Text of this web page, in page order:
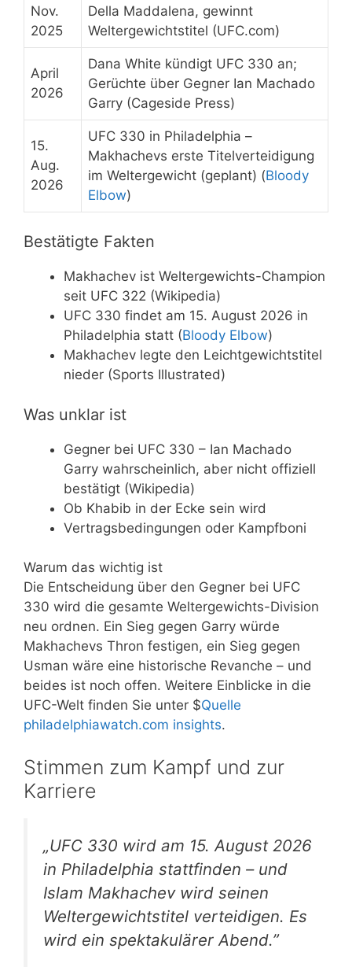
Nov.
2025
Della Maddalena, gewinnt
Weltergewichtstitel (UFC.com)
April
2026
Dana White kündigt UFC 330 an;
Gerüchte über Gegner Ian Machado
Garry (Cageside Press)
15.
Aug.
2026
UFC 330 in Philadelphia –
Makhachevs erste Titelverteidigung
im Weltergewicht (geplant) (Bloody
Elbow)
Bestätigte Fakten
Makhachev ist Weltergewichts-Champion
seit UFC 322 (Wikipedia)
UFC 330 findet am 15. August 2026 in
Philadelphia statt (Bloody Elbow)
Makhachev legte den Leichtgewichtstitel
nieder (Sports Illustrated)
Was unklar ist
Gegner bei UFC 330 – Ian Machado
Garry wahrscheinlich, aber nicht offiziell
bestätigt (Wikipedia)
Ob Khabib in der Ecke sein wird
Vertragsbedingungen oder Kampfboni
Warum das wichtig ist
Die Entscheidung über den Gegner bei UFC
330 wird die gesamte Weltergewichts-Division
neu ordnen. Ein Sieg gegen Garry würde
Makhachevs Thron festigen, ein Sieg gegen
Usman wäre eine historische Revanche – und
beides ist noch offen. Weitere Einblicke in die
UFC-Welt finden Sie unter $Quelle
philadelphiawatch.com insights.
Stimmen zum Kampf und zur
Karriere
„UFC 330 wird am 15. August 2026
in Philadelphia stattfinden – und
Islam Makhachev wird seinen
Weltergewichtstitel verteidigen. Es
wird ein spektakulärer Abend.”